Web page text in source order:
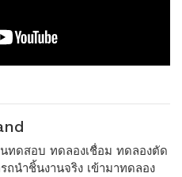
ทดสอบ ทดลองเชื่อม ทดลองตัด
ถนำชิ้นงานจริง เข้ามาทดลอง